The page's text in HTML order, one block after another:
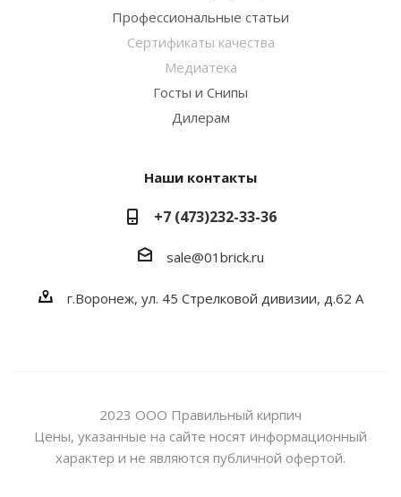
Профессиональные статьи
Сертификаты качества
Медиатека
Госты и Снипы
Дилерам
Наши контакты
+7 (473)232-33-36
sale@01brick.ru
г.Воронеж, ул. 45 Стрелковой дивизии, д.62 А
2023 ООО Правильный кирпич
Цены, указанные на сайте носят информационный
характер и не являются публичной офертой.